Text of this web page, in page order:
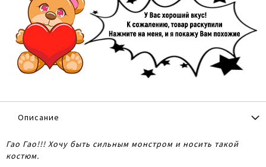
Описание
Гао Гао!!! Хочу быть сильным монстром и носить такой
костюм.